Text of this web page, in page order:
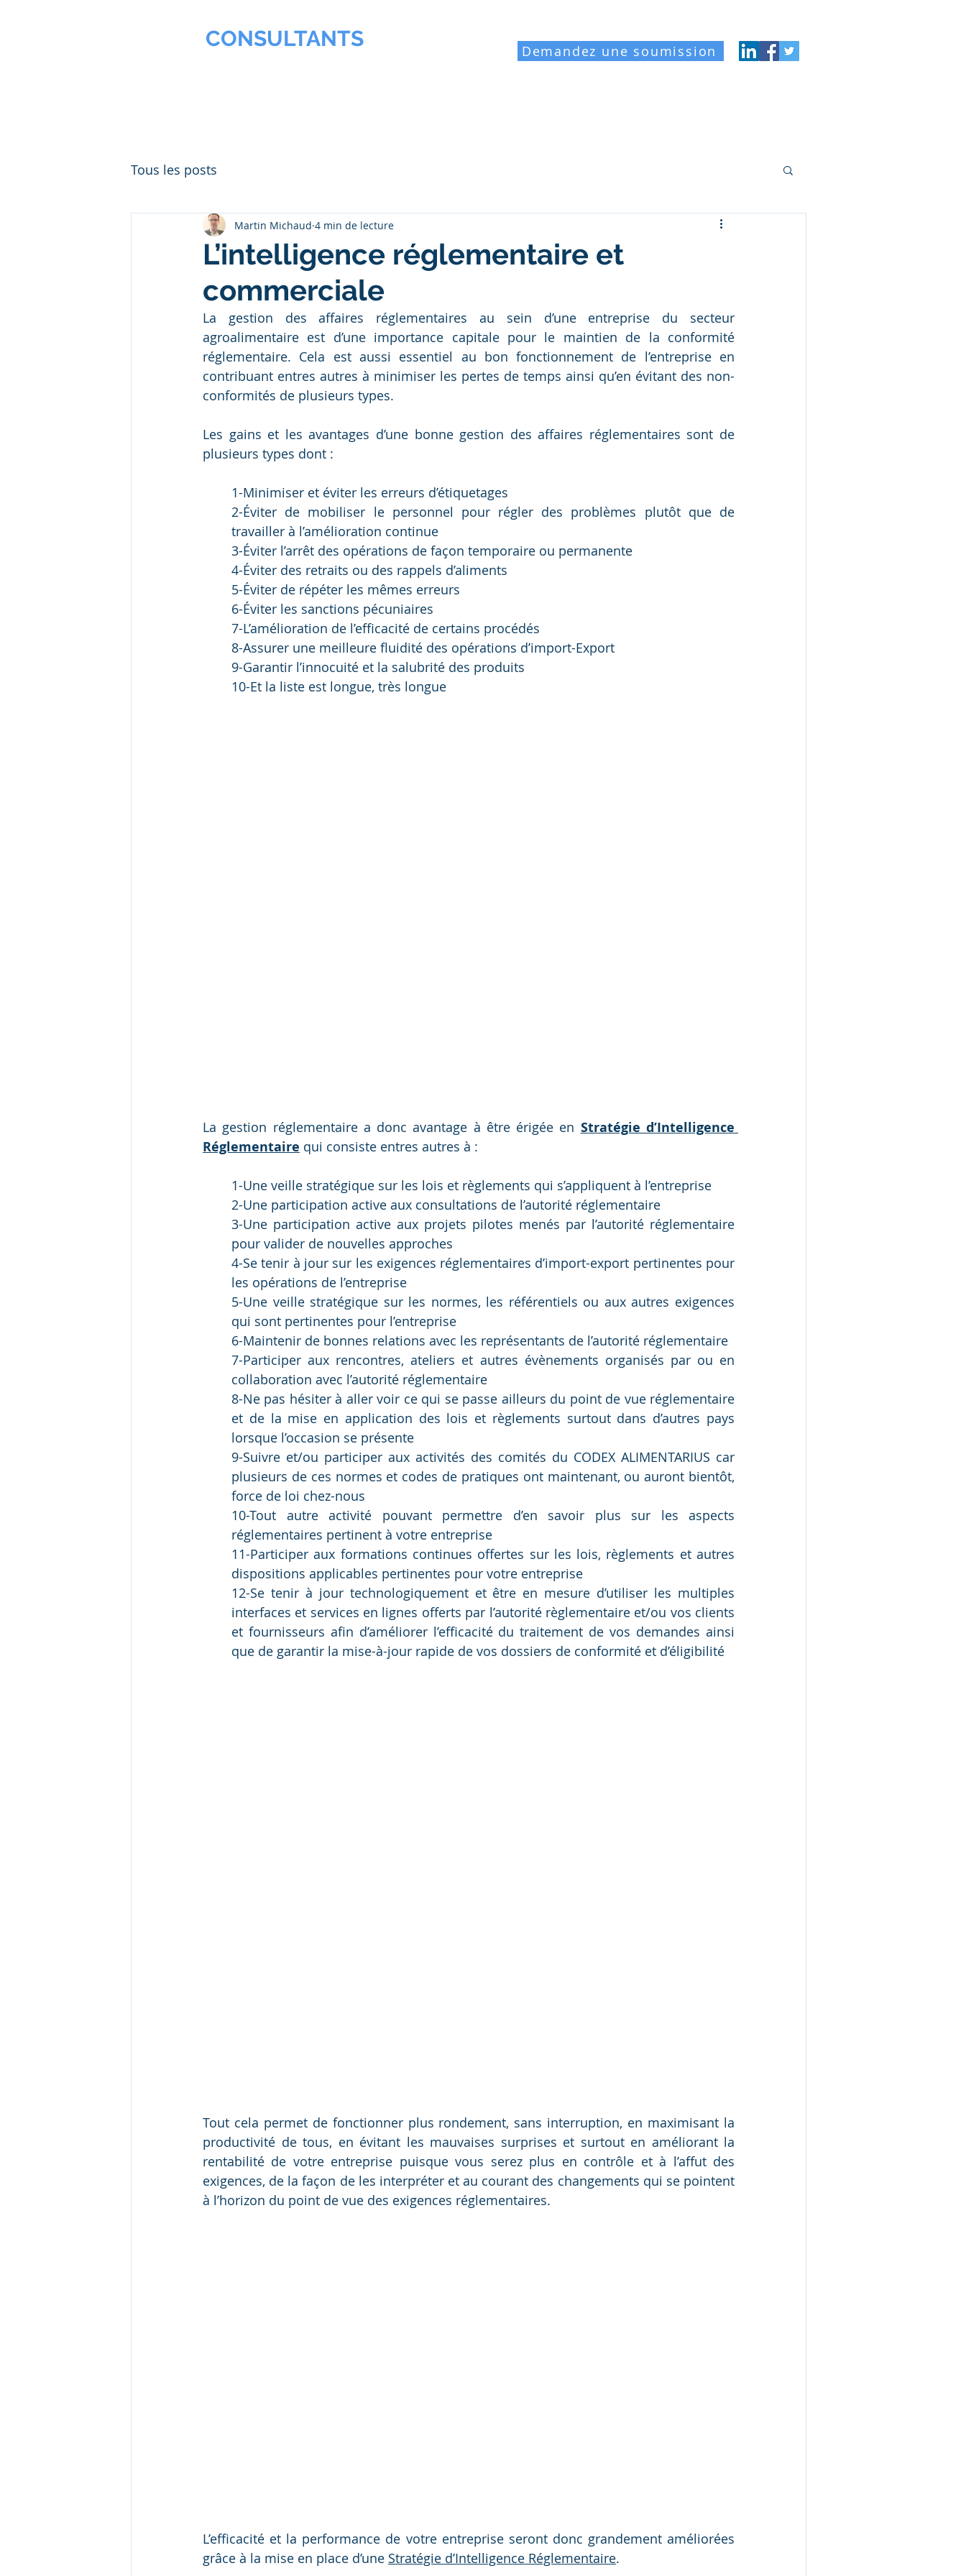
CONSULTANTS Demandez une soumission
Tous les posts
L’intelligence réglementaire et
commerciale
Martin Michaud 4 min de lecture
La gestion des affaires réglementaires au sein d’une entreprise du secteur
agroalimentaire est d’une importance capitale pour le maintien de la conformité
réglementaire. Cela est aussi essentiel au bon fonctionnement de l’entreprise en
contribuant entres autres à minimiser les pertes de temps ainsi qu’en évitant des non-
conformités de plusieurs types.
Les gains et les avantages d’une bonne gestion des affaires réglementaires sont de
plusieurs types dont :
1-Minimiser et éviter les erreurs d’étiquetages
2-Éviter de mobiliser le personnel pour régler des problèmes plutôt que de
travailler à l’amélioration continue
3-Éviter l’arrêt des opérations de façon temporaire ou permanente
4-Éviter des retraits ou des rappels d’aliments
5-Éviter de répéter les mêmes erreurs
6-Éviter les sanctions pécuniaires
7-L’amélioration de l’efficacité de certains procédés
8-Assurer une meilleure fluidité des opérations d’import-Export
9-Garantir l’innocuité et la salubrité des produits
10-Et la liste est longue, très longue
La gestion réglementaire a donc avantage à être érigée en Stratégie d’Intelligence
Réglementaire qui consiste entres autres à :
1-Une veille stratégique sur les lois et règlements qui s’appliquent à l’entreprise
2-Une participation active aux consultations de l’autorité réglementaire
3-Une participation active aux projets pilotes menés par l’autorité réglementaire
pour valider de nouvelles approches
4-Se tenir à jour sur les exigences réglementaires d’import-export pertinentes pour
les opérations de l’entreprise
5-Une veille stratégique sur les normes, les référentiels ou aux autres exigences
qui sont pertinentes pour l’entreprise
6-Maintenir de bonnes relations avec les représentants de l’autorité réglementaire
7-Participer aux rencontres, ateliers et autres évènements organisés par ou en
collaboration avec l’autorité réglementaire
8-Ne pas hésiter à aller voir ce qui se passe ailleurs du point de vue réglementaire
et de la mise en application des lois et règlements surtout dans d’autres pays
lorsque l’occasion se présente
9-Suivre et/ou participer aux activités des comités du CODEX ALIMENTARIUS car
plusieurs de ces normes et codes de pratiques ont maintenant, ou auront bientôt,
force de loi chez-nous
10-Tout autre activité pouvant permettre d’en savoir plus sur les aspects
réglementaires pertinent à votre entreprise
11-Participer aux formations continues offertes sur les lois, règlements et autres
dispositions applicables pertinentes pour votre entreprise
12-Se tenir à jour technologiquement et être en mesure d’utiliser les multiples
interfaces et services en lignes offerts par l’autorité règlementaire et/ou vos clients
et fournisseurs afin d’améliorer l’efficacité du traitement de vos demandes ainsi
que de garantir la mise-à-jour rapide de vos dossiers de conformité et d’éligibilité
Tout cela permet de fonctionner plus rondement, sans interruption, en maximisant la
productivité de tous, en évitant les mauvaises surprises et surtout en améliorant la
rentabilité de votre entreprise puisque vous serez plus en contrôle et à l’affut des
exigences, de la façon de les interpréter et au courant des changements qui se pointent
à l’horizon du point de vue des exigences réglementaires.
L’efficacité et la performance de votre entreprise seront donc grandement améliorées
grâce à la mise en place d’une Stratégie d’Intelligence Réglementaire.